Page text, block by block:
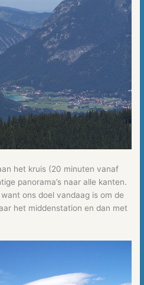
het kruis (20 minuten vanaf
panorama’s naar alle kanten.
ons doel vandaag is om de
het middenstation en dan met